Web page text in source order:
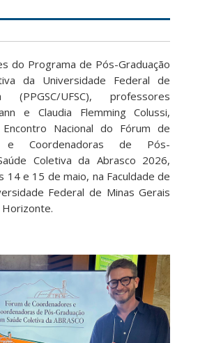
do Programa de Pós-Graduação
da Universidade Federal de
(PPGSC/UFSC), professores
e Claudia Flemming Colussi,
Nacional do Fórum de
e Coordenadoras de Pós-
Coletiva da Abrasco 2026,
14 e 15 de maio, na Faculdade de
Federal de Minas Gerais
Horizonte.